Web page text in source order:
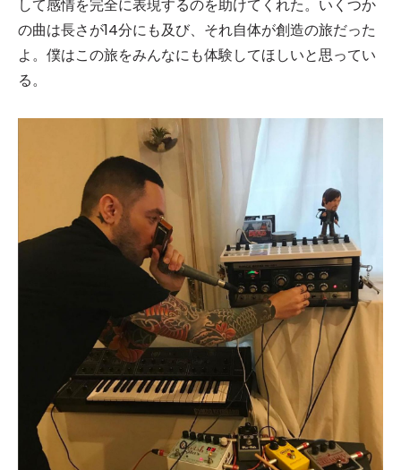
して感情を完全に表現するのを助けてくれた。いくつか
の曲は長さが14分にも及び、それ自体が創造の旅だった
よ。僕はこの旅をみんなにも体験してほしいと思ってい
る。